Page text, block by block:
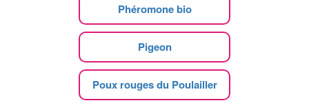
Phéromone bio
Pigeon
Poux rouges du Poulailler